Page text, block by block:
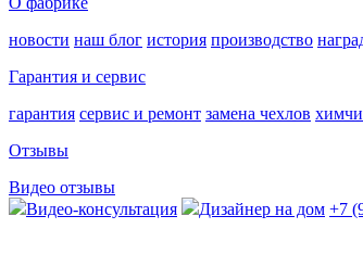
новости наш блог история производство
Гарантия и сервис
гарантия сервис и ремонт замена чехлов
Отзывы
Видео отзывы
Видео-консультация
Дизайнер на дом +7